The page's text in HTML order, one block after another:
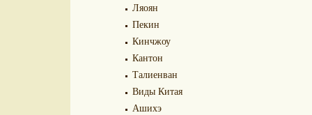
Ляоян
Пекин
Кинчжоу
Кантон
Талиенван
Виды Китая
Ашихэ